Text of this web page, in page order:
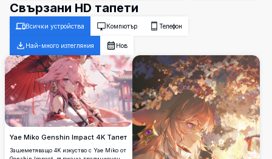
Свързани HD тапети
Всички устройства Компютър Телефон
Най-много изтегляния Нов
Yae Miko Genshin Impact 4K Тапет
Зашеметяващо 4K изкуство с Yae Miko от